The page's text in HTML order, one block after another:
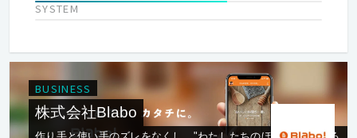
SYSTEM
BUSINESS
株式会社Blabo